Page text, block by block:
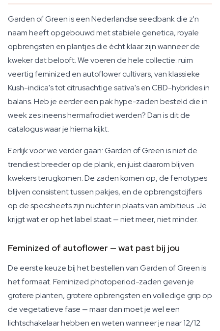
Garden of Green is een Nederlandse seedbank die z'n
naam heeft opgebouwd met stabiele genetica, royale
opbrengsten en plantjes die écht klaar zijn wanneer de
kweker dat belooft. We voeren de hele collectie: ruim
veertig feminized en autoflower cultivars, van klassieke
Kush-indica's tot citrusachtige sativa's en CBD-hybrides in
balans. Heb je eerder een pak hype-zaden besteld die in
week zes ineens hermafrodiet werden? Dan is dit de
catalogus waar je hierna kijkt.
Eerlijk voor we verder gaan: Garden of Green is niet de
trendiest breeder op de plank, en juist daarom blijven
kwekers terugkomen. De zaden komen op, de fenotypes
blijven consistent tussen pakjes, en de opbrengstcijfers
op de specsheets zijn nuchter in plaats van ambitieus. Je
krijgt wat er op het label staat — niet meer, niet minder.
Feminized of autoflower — wat past bij jou
De eerste keuze bij het bestellen van Garden of Green is
het formaat. Feminized photoperiod-zaden geven je
grotere planten, grotere opbrengsten en volledige grip op
de vegetatieve fase — maar dan moet je wel een
lichtschakelaar hebben en weten wanneer je naar 12/12